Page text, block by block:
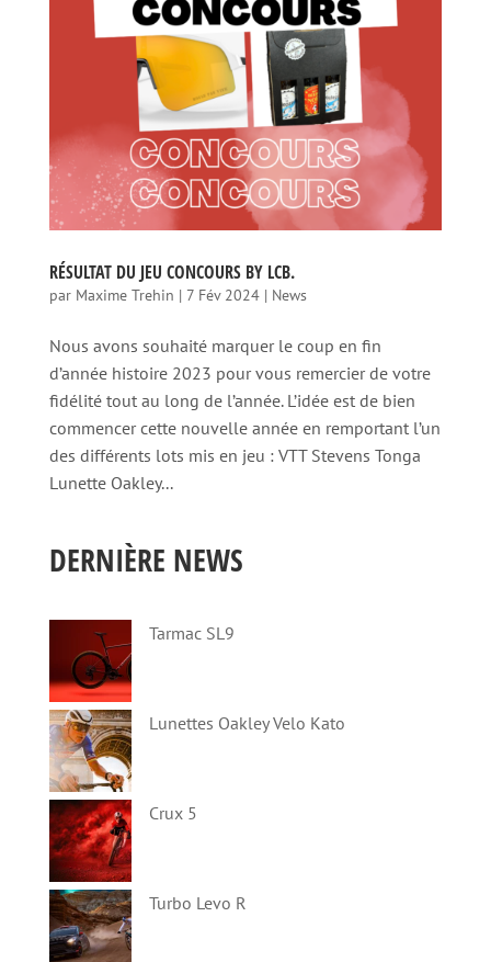
RÉSULTAT DU JEU CONCOURS BY LCB.
par Maxime Trehin | 7 Fév 2024| News
Nous avons souhaité marquer le coup en fin
d’année histoire 2023 pour vous remercier de votre
fidélité tout au long de l’année. L’idée est de bien
commencer cette nouvelle année en remportant l’un
des différents lots mis en jeu : VTT Stevens Tonga
Lunette Oakley...
DERNIÈRE NEWS
Tarmac SL9
Lunettes Oakley Velo Kato
Crux 5
Turbo Levo R